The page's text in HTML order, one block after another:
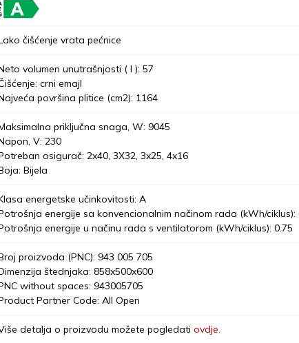
čišćenje vrata pećnice
volumen unutrašnjosti ( l ): 57
crni emajl
površina plitice (cm2): 1164
priključna snaga, W: 9045
V: 230
osigurač: 2x40, 3X32, 3x25, 4x16
Bijela
energetske učinkovitosti: A
energije sa konvencionalnim načinom rada (kWh/ciklus):
energije u načinu rada s ventilatorom (kWh/ciklus): 0.75
proizvoda (PNC): 943 005 705
štednjaka: 858x500x600
without spaces: 943005705
Partner Code: All Open
detalja o proizvodu možete pogledati ovdje.